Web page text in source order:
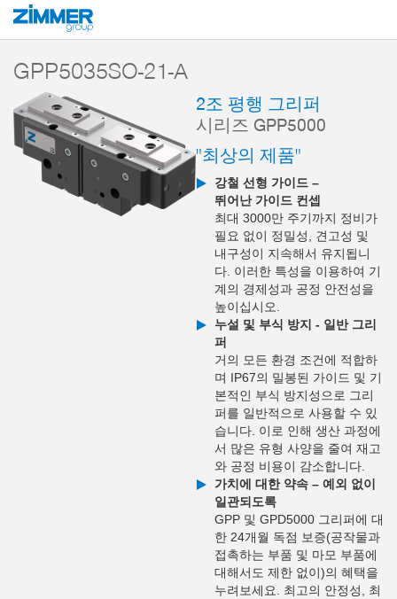
시작 제품
GPP5035SO-21-A
2조 평행 그리퍼
시리즈 GPP5000
"최상의 제품"
강철 선형 가이드 –
뛰어난 가이드 컨셉
최대 3000만 주기까지 정비가
필요 없이 정밀성, 견고성 및
내구성이 지속해서 유지됩니
다. 이러한 특성을 이용하여 기
계의 경제성과 공정 안전성을
높이십시오.
누설 및 부식 방지 - 일반 그리
퍼
거의 모든 환경 조건에 적합하
며 IP67의 밀봉된 가이드 및 기
본적인 부식 방지성으로 그리
퍼를 일반적으로 사용할 수 있
습니다. 이로 인해 생산 과정에
서 많은 유형 사양을 줄여 재고
와 공정 비용이 감소합니다.
가치에 대한 약속 – 예외 없이
일관되도록
GPP 및 GPD5000 그리퍼에 대
한 24개월 독점 보증(공작물과
접촉하는 부품 및 마모 부품에
대해서도 제한 없이)의 혜택을
누려보세요. 최고의 안정성, 최